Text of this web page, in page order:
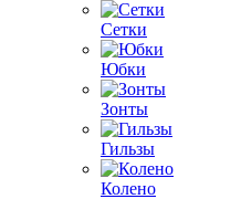
Сетки
Юбки
Зонты
Гильзы
Колено